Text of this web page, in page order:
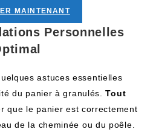
MAINTENANT
Personnelles
astuces essentielles
du panier à granulés.Tout
que le panier est correctement
de la cheminée ou du poêle.